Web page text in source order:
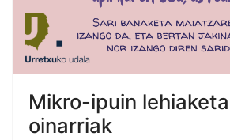
Mikro-ipuin
oinarriak